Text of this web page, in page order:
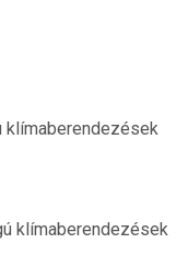
klímaberendezések
klímaberendezések